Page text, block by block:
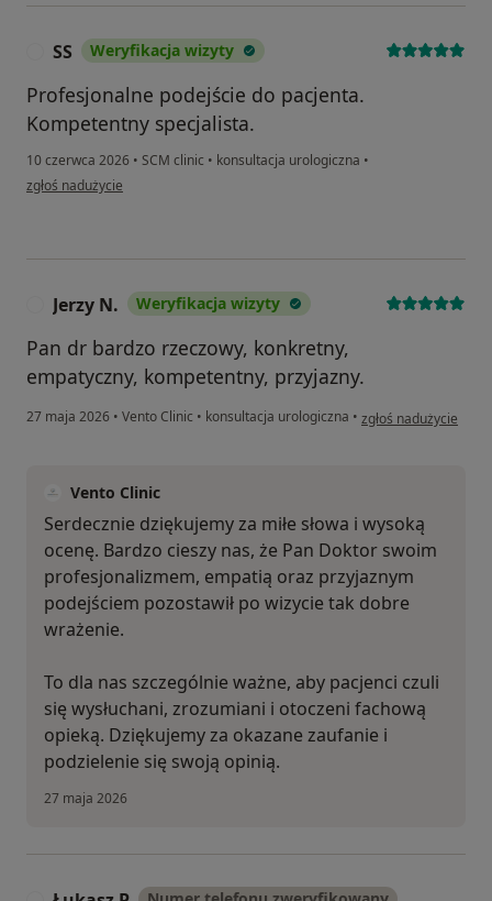
SS Weryfikacja wizyty
Profesjonalne podejście do pacjenta.
Kompetentny specjalista.
10 czerwca 2026 • SCM clinic • konsultacja urologiczna •
w opinii użytkownika SS
zgłoś nadużycie
Jerzy N. Weryfikacja wizyty
Pan dr bardzo rzeczowy, konkretny,
empatyczny, kompetentny, przyjazny.
27 maja 2026 • Vento Clinic • konsultacja urologiczna • w opinii użytkownika
zgłoś nadużycie
Vento Clinic
Serdecznie dziękujemy za miłe słowa i wysoką
ocenę. Bardzo cieszy nas, że Pan Doktor swoim
profesjonalizmem, empatią oraz przyjaznym
podejściem pozostawił po wizycie tak dobre
wrażenie.
To dla nas szczególnie ważne, aby pacjenci czuli
się wysłuchani, zrozumiani i otoczeni fachową
opieką. Dziękujemy za okazane zaufanie i
podzielenie się swoją opinią.
27 maja 2026